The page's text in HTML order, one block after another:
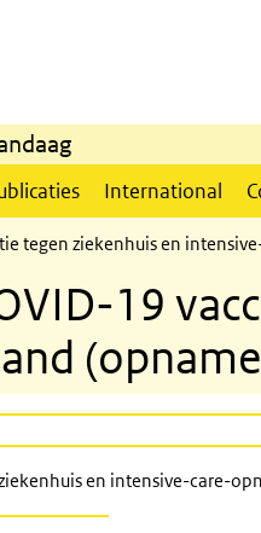
International
tegen ziekenhuis en
19
en intensive-care-